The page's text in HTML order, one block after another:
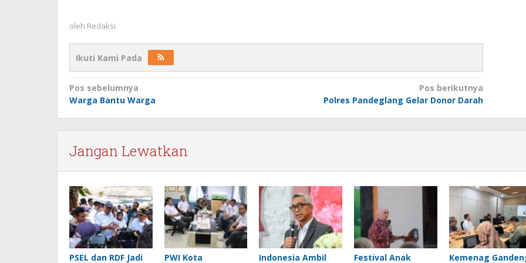
oleh Redaksi
Ikuti Kami Pada
Navigasi
pos
Pos sebelumnya
Warga Bantu Warga
Pos berikutnya
Polres Pandeglang Gelar Donor Darah
Jangan Lewatkan
PSEL dan RDF Jadi PWI Kota Indonesia Ambil Festival Anak Kemenag